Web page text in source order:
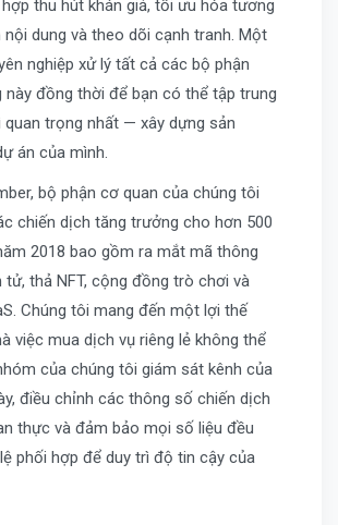
thu hút khán giả, tối ưu hóa tương
nội dung và theo dõi cạnh tranh. Một
nghiệp xử lý tất cả các bộ phận
này đồng thời để bạn có thể tập trung
quan trọng nhất — xây dựng sản
án của mình.
bộ phận cơ quan của chúng tôi
chiến dịch tăng trưởng cho hơn 500
2018 bao gồm ra mắt mã thông
tử, thả NFT, cộng đồng trò chơi và
Chúng tôi mang đến một lợi thế
việc mua dịch vụ riêng lẻ không thể
của chúng tôi giám sát kênh của
điều chỉnh các thông số chiến dịch
thực và đảm bảo mọi số liệu đều
phối hợp để duy trì độ tin cậy của